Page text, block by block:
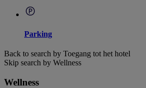
Parking
Back to search by Toegang tot het hotel
Skip search by Wellness
Wellness